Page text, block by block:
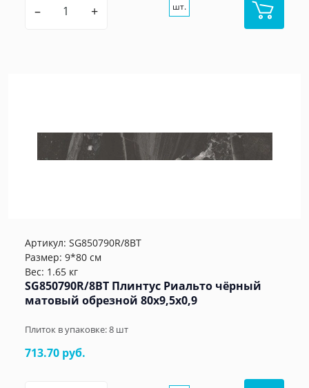
– + шт.
Артикул: SG850790R/8BT
Размер: 9*80 см
Вес: 1.65 кг
SG850790R/8BT Плинтус Риальто чёрный
матовый обрезной 80x9,5x0,9
Плиток в упаковке:8 шт
713.70 руб.